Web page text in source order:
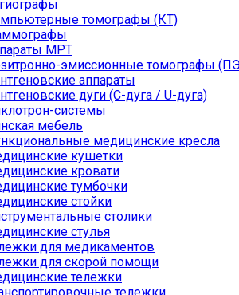
томографы (КТ)
МРТ
эмиссионные томографы
аппараты
дуги (С-дуга / U-дуга)
системы
мебель
медицинские кресла
кушетки
кровати
тумбочки
стойки
столики
стулья
для медикаментов
для скорой помощи
тележки